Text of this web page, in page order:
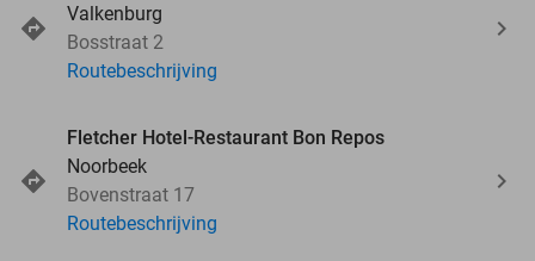
Valkenburg
Bosstraat 2
Routebeschrijving
Fletcher Hotel-Restaurant Bon Repos
Noorbeek
Bovenstraat 17
Routebeschrijving